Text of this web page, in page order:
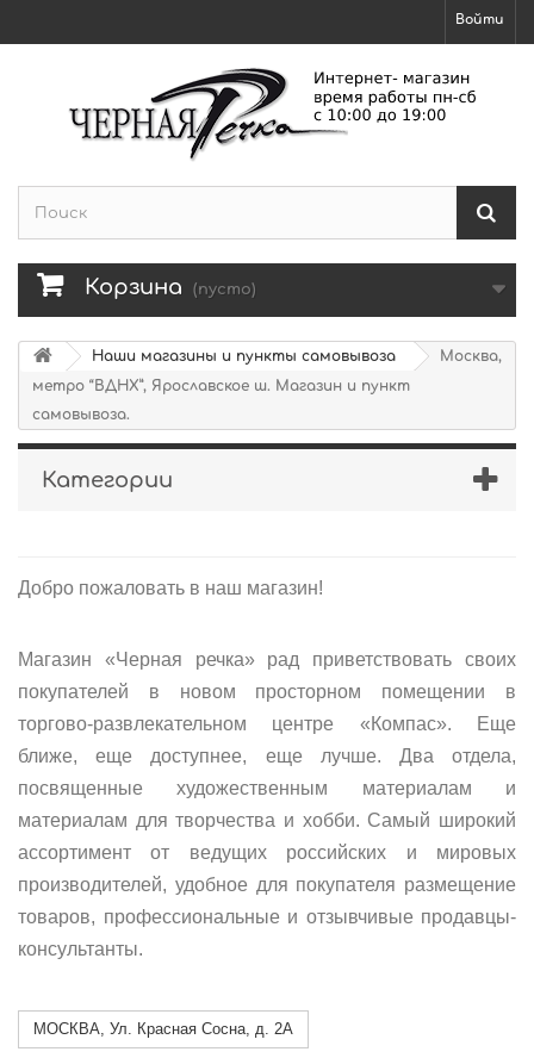
Войти
Корзина (пусто)
Наши магазины и пункты самовывоза
Москва,
метро “ВДНХ”, Ярославское ш. Магазин и пункт
самовывоза.
Категории
Добро пожаловать в наш магазин!
Магазин «Черная речка» рад приветствовать своих
покупателей в новом просторном помещении в
торгово-развлекательном центре «Компас». Еще
ближе, еще доступнее, еще лучше. Два отдела,
посвященные художественным материалам и
материалам для творчества и хобби. Самый широкий
ассортимент от ведущих российских и мировых
производителей, удобное для покупателя размещение
товаров, профессиональные и отзывчивые продавцы-
консультанты.
МОСКВА, Ул. Красная Сосна, д. 2А